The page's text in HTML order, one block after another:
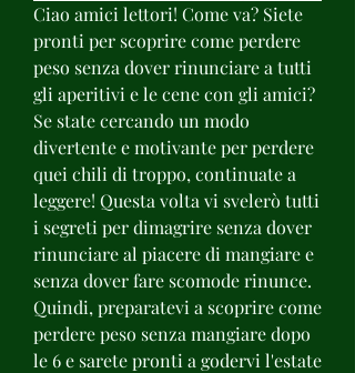
Ciao amici lettori! Come va? Siete
pronti per scoprire come perdere
peso senza dover rinunciare a tutti
gli aperitivi e le cene con gli amici?
Se state cercando un modo
divertente e motivante per perdere
quei chili di troppo, continuate a
leggere! Questa volta vi svelerò tutti
i segreti per dimagrire senza dover
rinunciare al piacere di mangiare e
senza dover fare scomode rinunce.
Quindi, preparatevi a scoprire come
perdere peso senza mangiare dopo
le 6 e sarete pronti a godervi l'estate